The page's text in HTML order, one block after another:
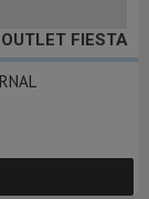
OUTLET FIESTA